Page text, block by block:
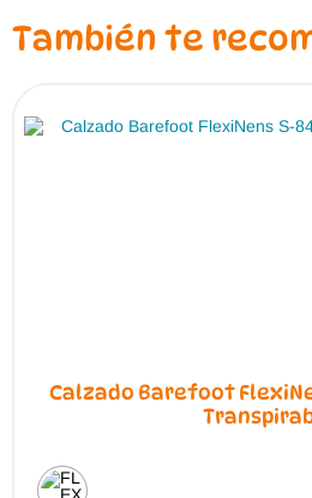
También te
Calzado Barefoot